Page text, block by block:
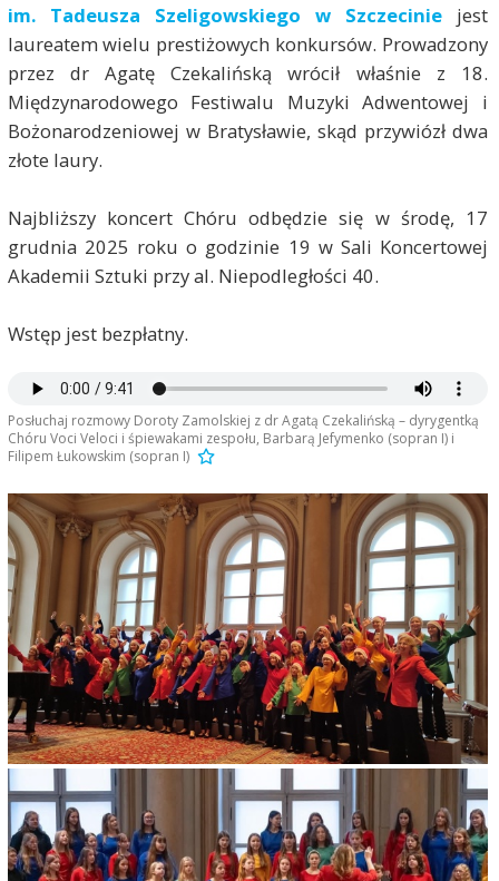
im. Tadeusza Szeligowskiego w Szczeciniejest
laureatem wielu prestiżowych konkursów. Prowadzony
przez dr Agatę Czekalińską wrócił właśnie z 18.
Międzynarodowego Festiwalu Muzyki Adwentowej i
Bożonarodzeniowej w Bratysławie, skąd przywiózł dwa
złote laury.
Najbliższy koncert Chóru odbędzie się w środę, 17
grudnia 2025 roku o godzinie 19 w Sali Koncertowej
Akademii Sztuki przy al. Niepodległości 40.
Wstęp jest bezpłatny.
Posłuchaj rozmowy Doroty Zamolskiej z dr Agatą Czekalińską – dyrygentką
Chóru Voci Veloci i śpiewakami zespołu, Barbarą Jefymenko (sopran I) i
Filipem Łukowskim (sopran I)